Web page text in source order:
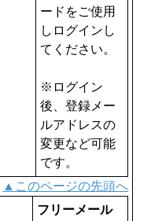
ードをご使用
しログインし
てください。
※ログイン
後、登録メー
ルアドレスの
変更など可能
です。
▲このページの先頭へ
フリーメール